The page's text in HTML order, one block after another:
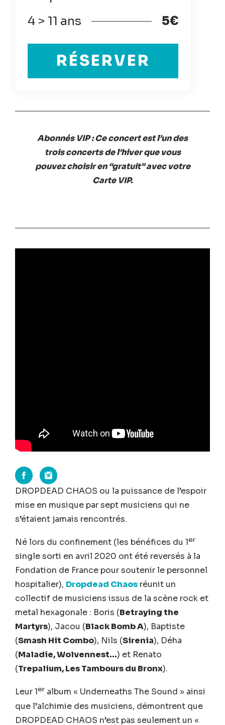
4 > 11 ans
5€
RÉSERVER
Abonnés VIP : Ce concert est l’un des
trois concerts de l’hiver que vous
pouvez choisir en “gratuit” avec votre
Carte VIP.
DROPDEAD CHAOS ou la puissance de l’espoir
mise en musique par sept musiciens qui ne
s’étaient jamais rencontrés.
Né lors du confinement (les bénéfices du 1er
single sorti en avril 2020 ont été reversés à la
Fondation de France pour soutenir le personnel
hospitalier), Dropdead Chaos réunit un
collectif de musiciens issus de la scène rock et
metal hexagonale : Boris (Betraying the
Martyrs), Jacou (Black Bomb A), Baptiste
(Smash Hit Combo), Nils (Sirenia), Déha
(Maladie, Wolvennest…) et Renato
(Trepalium, Les Tambours du Bronx).
Leur 1er album « Underneaths The Sound » ainsi
que l’alchimie des musiciens, démontrent que
DROPDEAD CHAOS n’est pas seulement un «